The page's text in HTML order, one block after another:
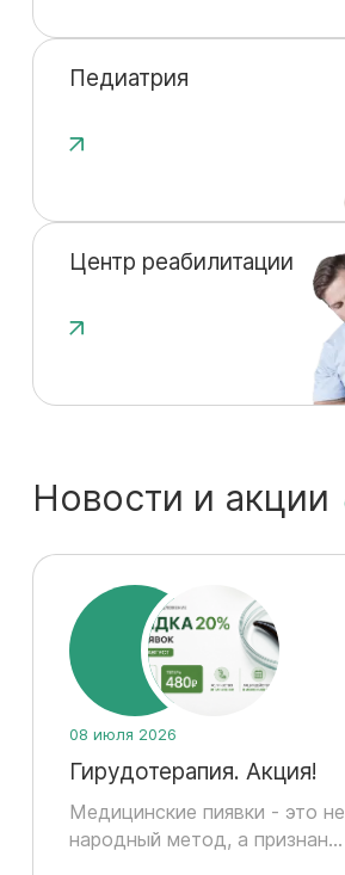
Педиатрия
Центр реабилитации
Новости и акции
08 июля 2026
Гирудотерапия. Акция!
Медицинские пиявки - это
народный метод, а признан...